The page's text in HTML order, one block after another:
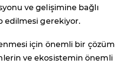
ve gelişimine bağlı
edilmesi gerekiyor.
için önemli bir çözüm
ve ekosistemin önemli